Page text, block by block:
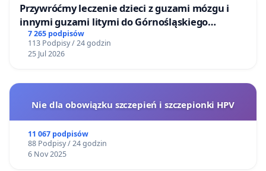
Przywróćmy leczenie dzieci z guzami mózgu i
innymi guzami litymi do Górnośląskiego
Centrum Zdrowia Dziecka w Katowicach
7 265 podpisów
113 Podpisy / 24 godzin
25 Jul 2026
Nie dla obowiązku szczepień i szczepionki HPV
11 067 podpisów
88 Podpisy / 24 godzin
6 Nov 2025